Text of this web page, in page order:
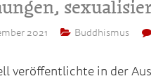
2021 Buddhismus
veröffentlichte in der